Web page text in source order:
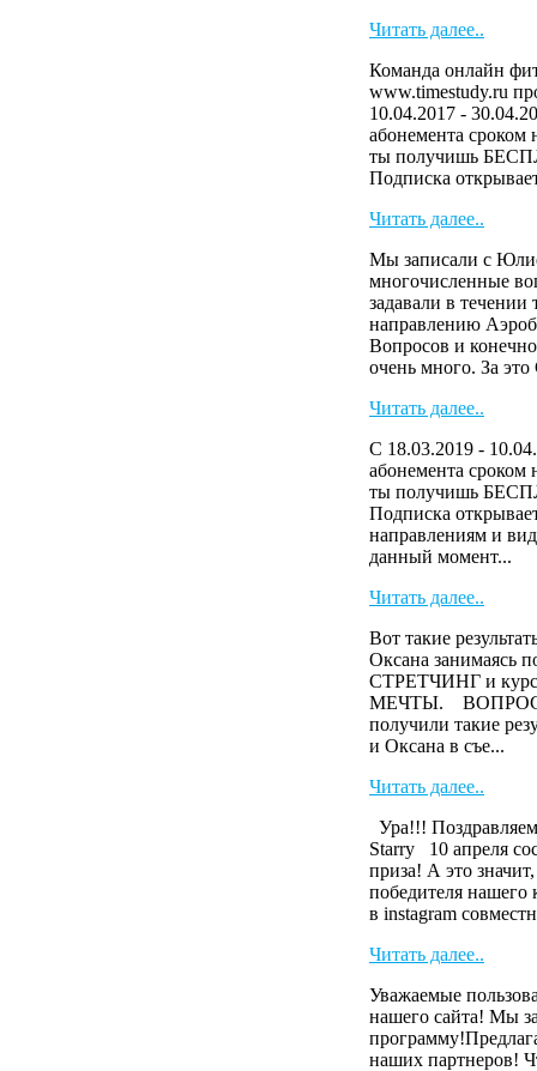
Читать далее..
Команда онлайн
www.timestudy.ru
10.04.2017 -
абонемента сроком
ты получишь
Подписка
Читать далее..
Мы записали с
многочисленные
задавали в течении
направлению
Вопросов и
очень много. За
Читать далее..
С 18.03.2019 -
абонемента сроком
ты получишь
Подписка
направлениям и
данный момент...
Читать далее..
Вот такие
Оксана занимаясь
СТРЕТЧИНГ и
МЕЧТЫ. ВОПРОС?
получили такие
и Оксана в съе...
Читать далее..
Ура!!!
Starry 10 апреля
приза! А это
победителя нашего
в instagram
Читать далее..
Уважаемые
нашего сайта! Мы
наших партнеров!